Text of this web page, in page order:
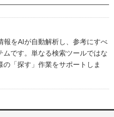
報をAIが自動解析し、参考にすべ
ムです。単なる検索ツールではな
「探す」作業をサポートしま